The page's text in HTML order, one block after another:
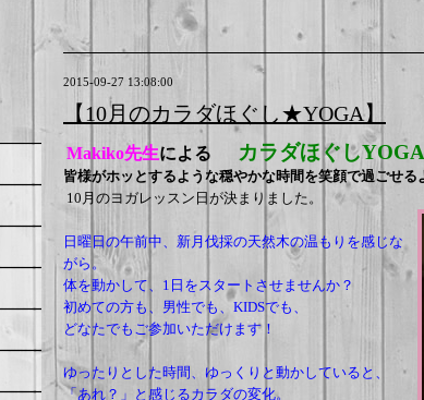
2015-09-27 13:08:00
【10月のカラダほぐし★YOGA】
Makiko先生による カラダほぐしYOGA
皆様がホッとするような穏やかな時間を笑顔で過ごせる
10月のヨガレッスン日が決まりました。
日曜日の午前中、新月伐採の天然木の温もりを感じな
がら。
体を動かして、1日をスタートさせませんか？
初めての方も、男性でも、KIDSでも、
どなたでもご参加いただけます！
ゆったりとした時間、ゆっくりと動かしていると、
「あれ？」と感じるカラダの変化。